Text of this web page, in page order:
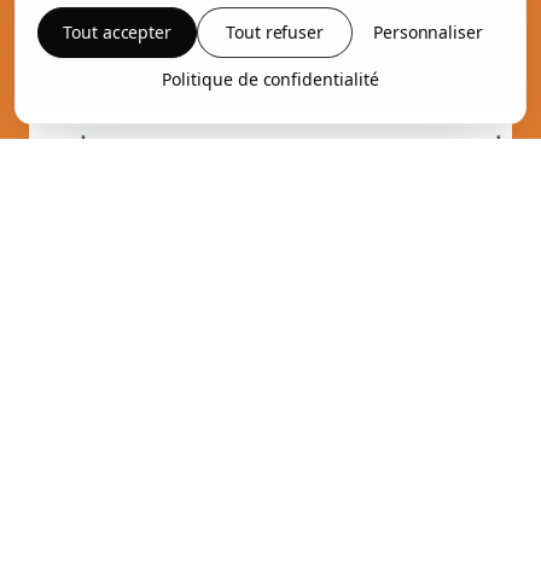
en Bretagne.
Tout accepter Tout refuser Personnaliser
Politique de confidentialité